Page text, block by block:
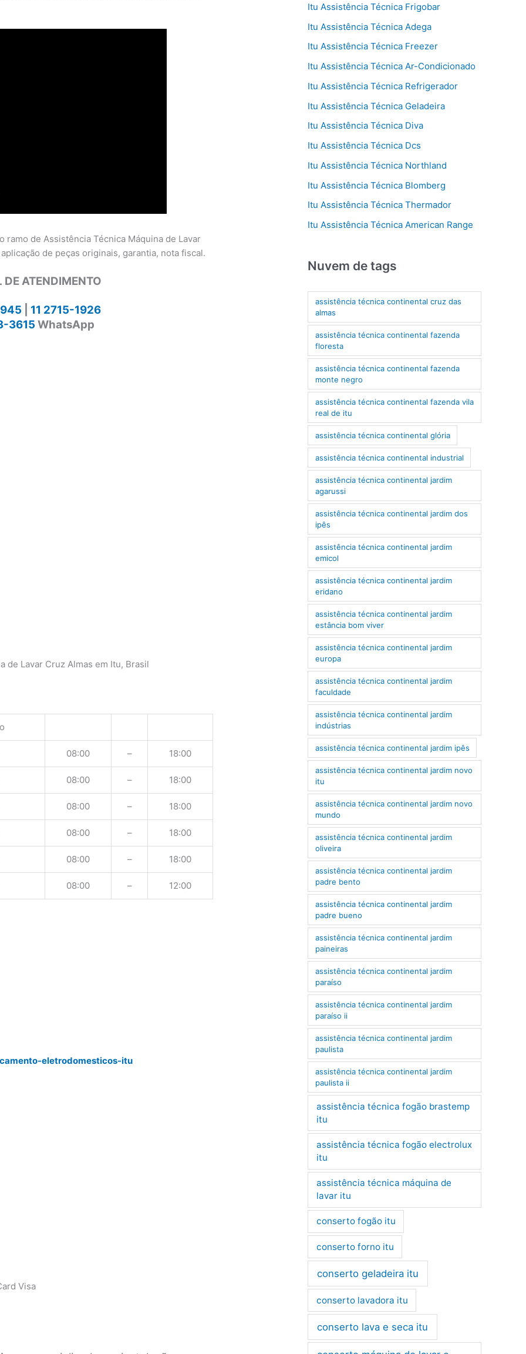
ramo de Assistência Técnica Máquina de Lavar
de peças originais, garantia, nota fiscal.
DE ATENDIMENTO
11 2715-1926
3615 WhatsApp
de Lavar Cruz Almas em Itu, Brasil
08:00 – 18:00
08:00 – 18:00
08:00 – 18:00
08:00 – 18:00
08:00 – 18:00
08:00 – 12:00
eletrodomesticos-itu
Visa
Itu Assistência Técnica Frigobar
Itu Assistência Técnica Adega
Itu Assistência Técnica Freezer
Itu Assistência Técnica Ar-Condicionado
Itu Assistência Técnica Refrigerador
Itu Assistência Técnica Geladeira
Itu Assistência Técnica Diva
Itu Assistência Técnica Dcs
Itu Assistência Técnica Northland
Itu Assistência Técnica Blomberg
Itu Assistência Técnica Thermador
Itu Assistência Técnica American Range
Nuvem de tags
assistência técnica continental cruz das
almas
assistência técnica continental fazenda
floresta
assistência técnica continental fazenda
monte negro
assistência técnica continental fazenda vila
real de itu
assistência técnica continental glória
assistência técnica continental industrial
assistência técnica continental jardim
agarussi
assistência técnica continental jardim dos
ipês
assistência técnica continental jardim
emicol
assistência técnica continental jardim
eridano
assistência técnica continental jardim
estância bom viver
assistência técnica continental jardim
europa
assistência técnica continental jardim
faculdade
assistência técnica continental jardim
indústrias
assistência técnica continental jardim ipês
assistência técnica continental jardim novo
itu
assistência técnica continental jardim novo
mundo
assistência técnica continental jardim
oliveira
assistência técnica continental jardim
padre bento
assistência técnica continental jardim
padre bueno
assistência técnica continental jardim
paineiras
assistência técnica continental jardim
paraíso
assistência técnica continental jardim
paraíso ii
assistência técnica continental jardim
paulista
assistência técnica continental jardim
paulista ii
assistência técnica fogão brastemp
itu
assistência técnica fogão electrolux
itu
assistência técnica máquina de
lavar itu
conserto fogão itu
conserto forno itu
conserto geladeira itu
conserto lavadora itu
conserto lava e seca itu